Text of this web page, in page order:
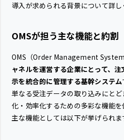
導入が求められる背景について詳し
OMSが担う主な機能と約割
OMS（Order Management System
ャネルを運営する企業にとって、
示を統合的に管理する基幹システム
単なる受注データの取り込みにと
化・効率化するための多彩な機能を
主な機能としては以下が挙げられま